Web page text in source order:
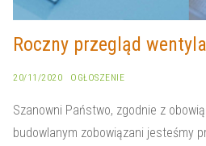
Roczny przegląd
20/11/2020 OGŁOSZENIE
Szanowni Państwo, zgodnie z
budowlanym zobowiązani jesteśmy